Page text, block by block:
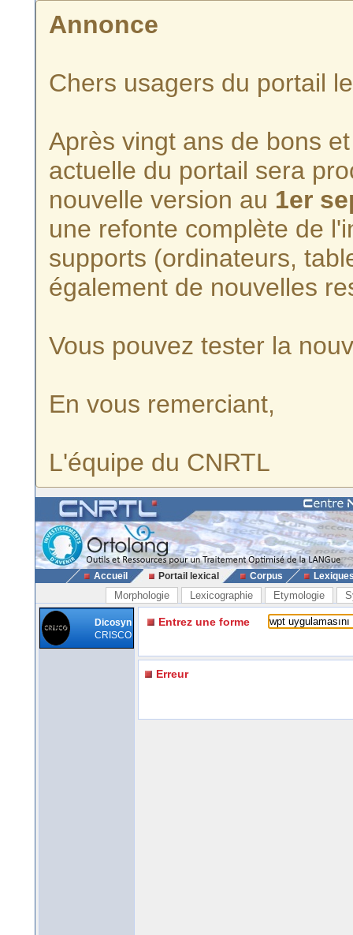
Annonce
Chers usagers du portail
Après vingt ans de bons
actuelle du portail sera
nouvelle version au 1er
une refonte complète de
supports (ordinateurs,
également de nouvelles
Vous pouvez tester la
En vous remerciant,
L'équipe du CNRTL
Accueil Portail lexical Corpus
Morphologie Lexicographie Etymologie
Dicosyn
CRISCO
Entrez une forme
Erreur